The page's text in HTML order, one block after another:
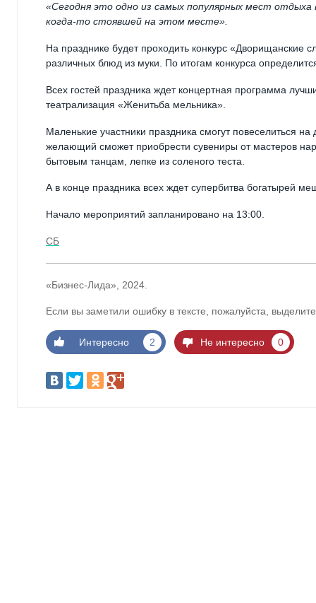
«Сегодня это одно из самых популярных мест
когда-то стоявшей на этом месте».
На празднике будет проходить конкурс «Дворищанские
различных блюд из муки. По итогам конкурса
Всех гостей праздника ждет концертная программа
театрализация «Женитьба мельника».
Маленькие участники праздника смогут повеселиться
желающий сможет приобрести сувениры от мастеров
бытовым танцам, лепке из соленого теста.
А в конце праздника всех ждет супербитва богатырей
Начало мероприятий запланировано на 13:00.
СБ
«Бизнес-Лида», 2024.
Если вы заметили ошибку в тексте, пожалуйста,
Интересно 2 Не интересно 0